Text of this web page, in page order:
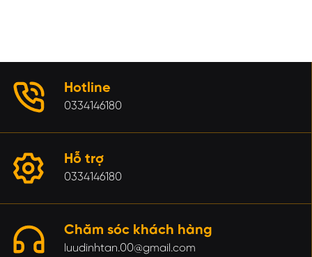
Hotline
0334146180
Hỗ trợ
0334146180
Chăm sóc khách hàng
luudinhtan.00@gmail.com